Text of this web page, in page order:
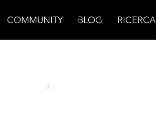
COMMUNITY BLOG RICERCA